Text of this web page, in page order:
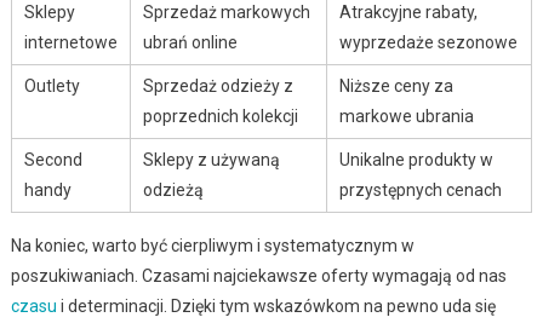
Sklepy
internetowe
Sprzedaż markowych
ubrań online
Atrakcyjne rabaty,
wyprzedaże sezonowe
Outlety
Sprzedaż odzieży z
poprzednich kolekcji
Niższe ceny za
markowe ubrania
Second
handy
Sklepy z używaną
odzieżą
Unikalne produkty w
przystępnych cenach
Na koniec, warto być cierpliwym i systematycznym w
poszukiwaniach. Czasami najciekawsze oferty wymagają od nas
czasu i determinacji. Dzięki tym wskazówkom na pewno uda się